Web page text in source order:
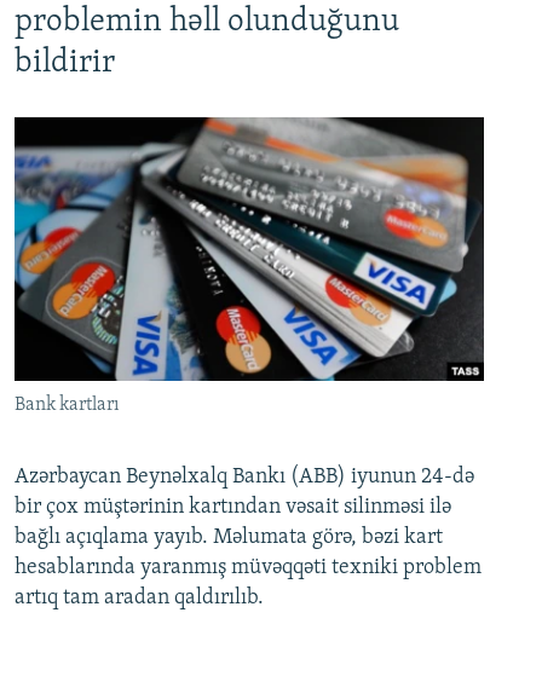
problemin həll olunduğunu
bildirir
Bank kartları
Azərbaycan Beynəlxalq Bankı (ABB) iyunun 24-də
bir çox müştərinin kartından vəsait silinməsi ilə
bağlı açıqlama yayıb. Məlumata görə, bəzi kart
hesablarında yaranmış müvəqqəti texniki problem
artıq tam aradan qaldırılıb.